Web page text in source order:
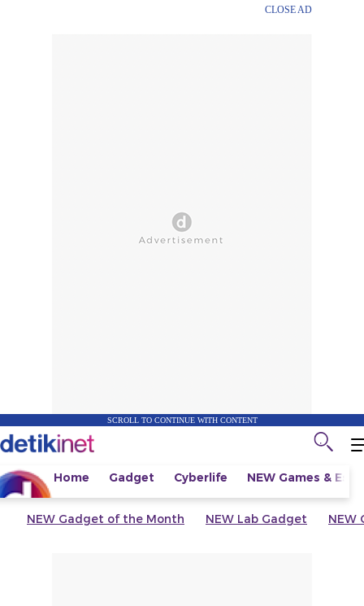
CLOSE AD
SCROLL TO CONTINUE WITH CONTENT
Home Gadget Cyberlife NEW Games &
NEW Gadget of the Month NEW Lab Gadget NEW